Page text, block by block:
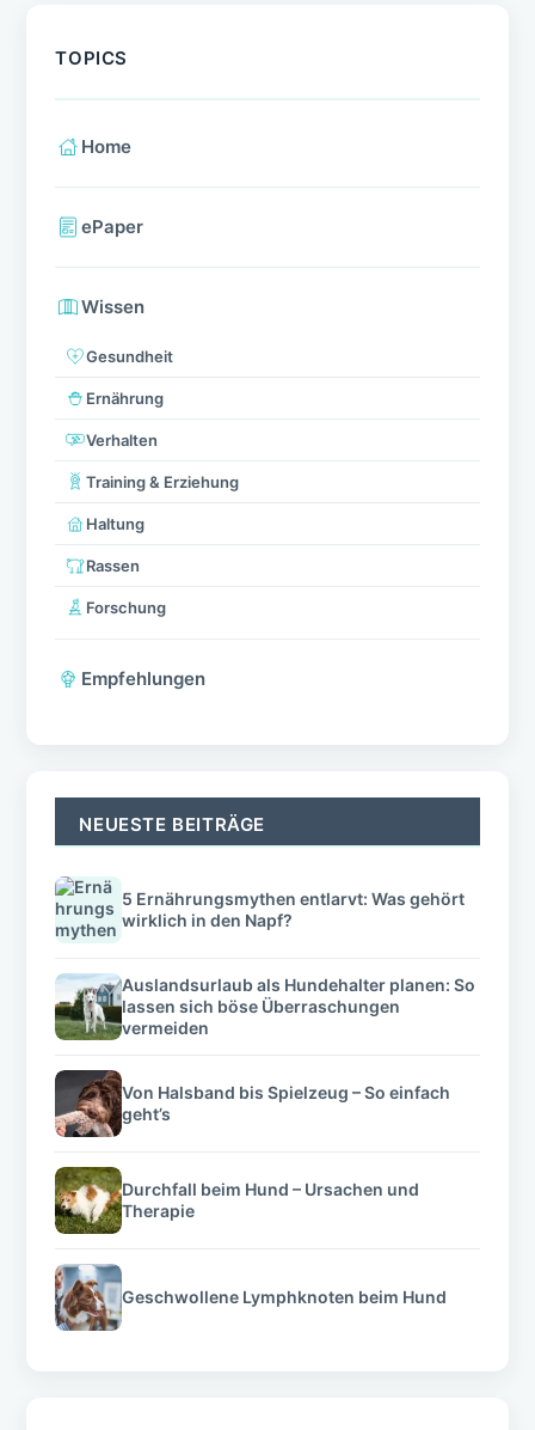
TOPICS
Home
ePaper
Wissen
Gesundheit
Ernährung
Verhalten
Training & Erziehung
Haltung
Rassen
Forschung
Empfehlungen
NEUESTE BEITRÄGE
5 Ernährungsmythen entlarvt: Was gehört
wirklich in den Napf?
Auslandsurlaub als Hundehalter planen: So
lassen sich böse Überraschungen
vermeiden
Von Halsband bis Spielzeug – So einfach
geht’s
Durchfall beim Hund – Ursachen und
Therapie
Geschwollene Lymphknoten beim Hund